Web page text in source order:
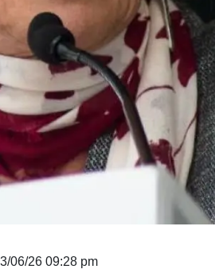
06/26 09:28 pm